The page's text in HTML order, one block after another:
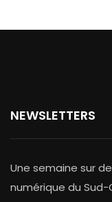
NEWSLETTERS
Une semaine sur
numérique du Sud-